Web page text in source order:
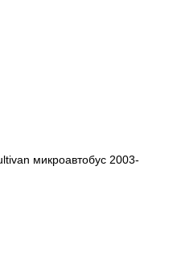
микроавтобус 2003-